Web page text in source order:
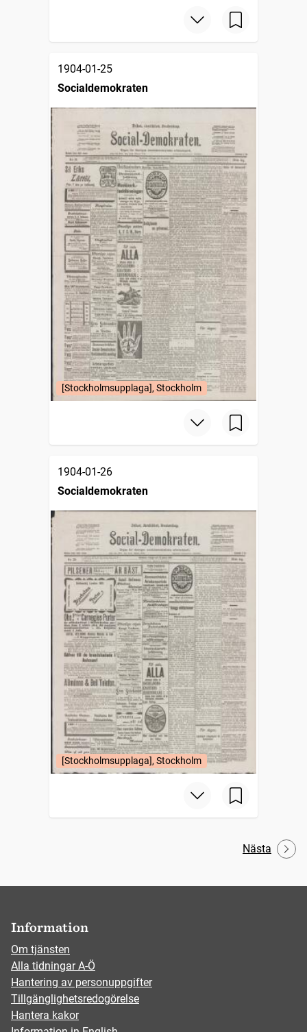
1904-01-25
Socialdemokraten
[Stockholmsupplaga], Stockholm
1904-01-26
Socialdemokraten
[Stockholmsupplaga], Stockholm
Nästa
Information
Om tjänsten
Alla tidningar A-Ö
Hantering av personuppgifter
Tillgänglighetsredogörelse
Hantera kakor